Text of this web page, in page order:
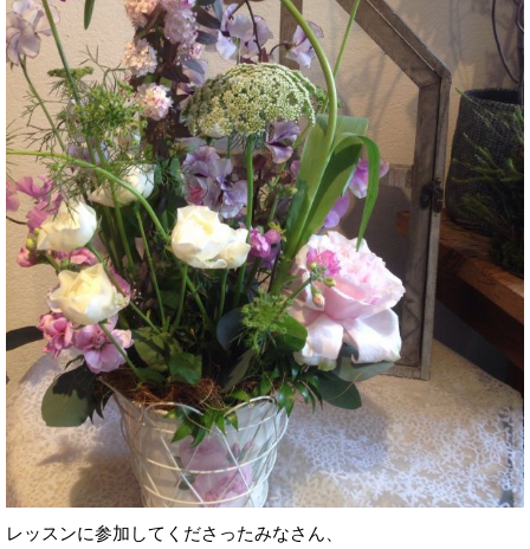
レッスンに参加してくださったみなさん、